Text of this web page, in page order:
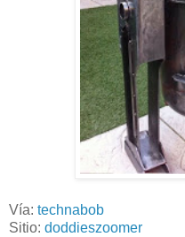
Vía: technabob
Sitio: doddieszoomer